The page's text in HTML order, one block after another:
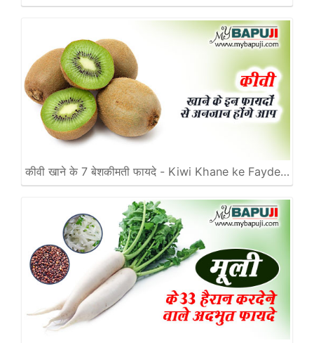
कीवी खाने के 7 बेशकीमती फायदे - Kiwi Khane ke Fayde…